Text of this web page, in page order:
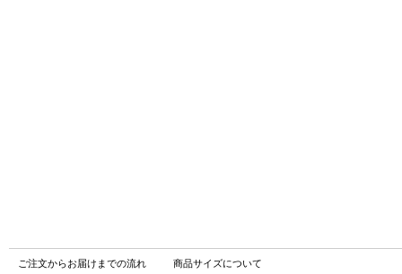
ご注文からお届けまでの流れ
商品サイズについて